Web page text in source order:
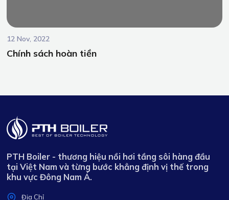
12 Nov, 2022
Chính sách hoàn tiền
PTH Boiler - thương hiệu nồi hơi tầng sôi hàng đầu
tại Việt Nam và từng bước khẳng định vị thế trong
khu vực Đông Nam Á.
Địa Chỉ